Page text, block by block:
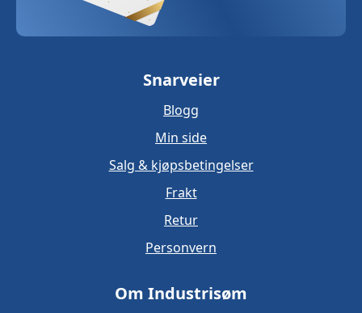
Snarveier
Blogg
Min side
Salg & kjøpsbetingelser
Frakt
Retur
Personvern
Om Industrisøm